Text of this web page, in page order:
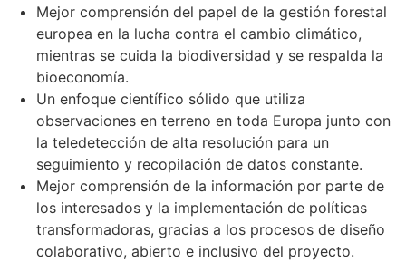
Mejor comprensión del papel de la gestión forestal
europea en la lucha contra el cambio climático,
mientras se cuida la biodiversidad y se respalda la
bioeconomía.
Un enfoque científico sólido que utiliza
observaciones en terreno en toda Europa junto con
la teledetección de alta resolución para un
seguimiento y recopilación de datos constante.
Mejor comprensión de la información por parte de
los interesados y la implementación de políticas
transformadoras, gracias a los procesos de diseño
colaborativo, abierto e inclusivo del proyecto.